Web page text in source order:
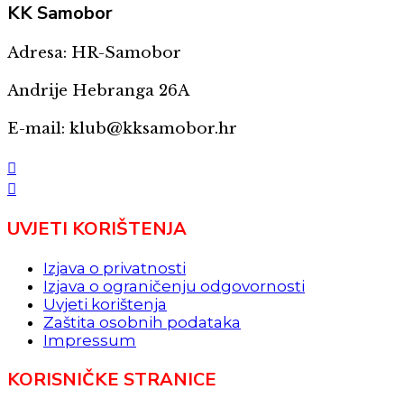
KKSamobor
Adresa: HR-Samobor
Andrije Hebranga 26A
E-mail: klub@kksamobor.hr
UVJETI KORIŠTENJA
Izjava o privatnosti
Izjava o ograničenju odgovornosti
Uvjeti korištenja
Zaštita osobnih podataka
Impressum
KORISNIČKE STRANICE